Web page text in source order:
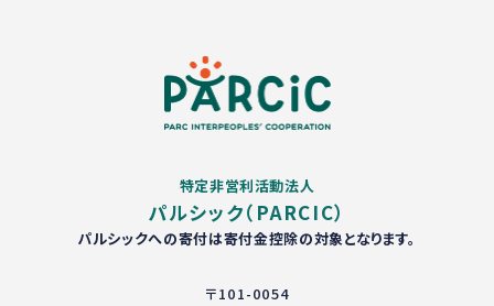
特定非営利活動法人
パルシック（PARCIC）
パルシックへの寄付は寄付金控除の対象となります。
〒101-0054